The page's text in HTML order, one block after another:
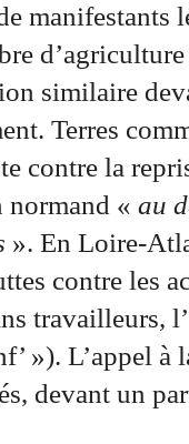
manifestants
similaire
Terres
contre la
normand « au
». En Loire-
contre les
travailleurs,
»). L’appel
devant un